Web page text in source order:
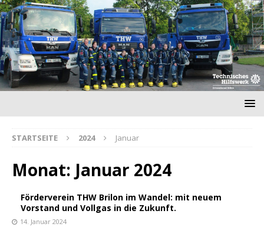
STARTSEITE 2024 Januar
Monat: Januar 2024
Förderverein THW Brilon im Wandel: mit neuem
Vorstand und Vollgas in die Zukunft.
14. Januar 2024